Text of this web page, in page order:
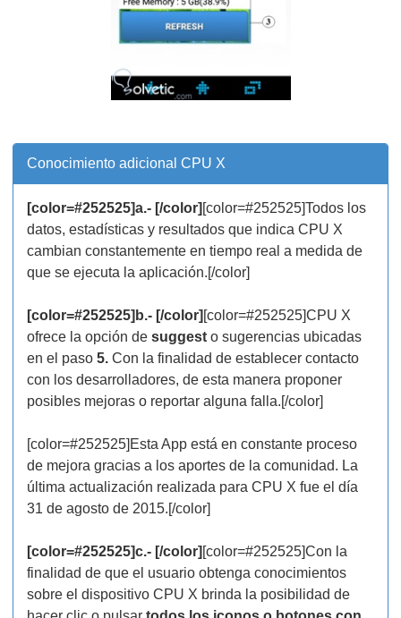
Conocimiento adicional CPU X
[color=#252525]a.- [/color] [color=#252525]Todos los
datos, estadísticas y resultados que indica CPU X
cambian constantemente en tiempo real a medida de
que se ejecuta la aplicación.[/color]
[color=#252525]b.- [/color] [color=#252525]CPU X
ofrece la opción de suggest o sugerencias ubicadas
en el paso 5. Con la finalidad de establecer contacto
con los desarrolladores, de esta manera proponer
posibles mejoras o reportar alguna falla.[/color]
[color=#252525]Esta App está en constante proceso
de mejora gracias a los aportes de la comunidad. La
última actualización realizada para CPU X fue el día
31 de agosto de 2015.[/color]
[color=#252525]c.- [/color] [color=#252525]Con la
finalidad de que el usuario obtenga conocimientos
sobre el dispositivo CPU X brinda la posibilidad de